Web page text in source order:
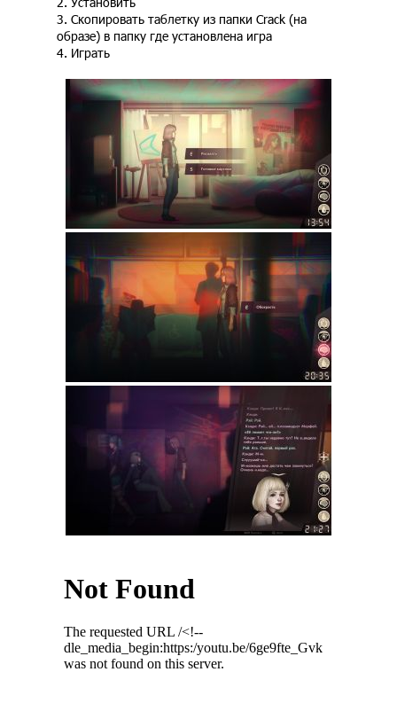
3. Скопировать таблетку из папки Crack (на
образе) в папку где установлена игра
4. Играть